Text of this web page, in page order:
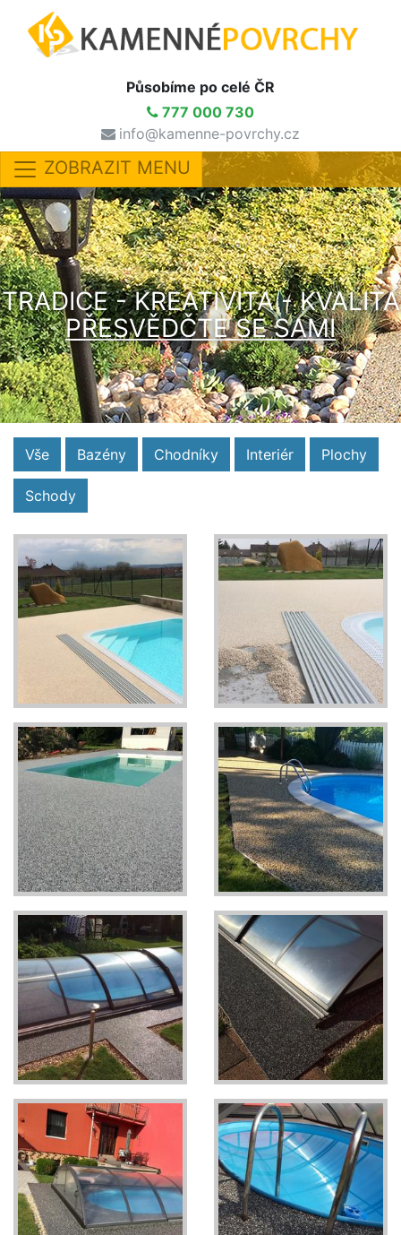
Působíme po celé ČR
777 000 730
info@kamenne-povrchy.cz
ZOBRAZIT MENU
TRADICE - KREATIVITA - KVALITA
PŘESVĚDČTE SE SAMI
Vše Bazény Chodníky Interiér Plochy
Schody